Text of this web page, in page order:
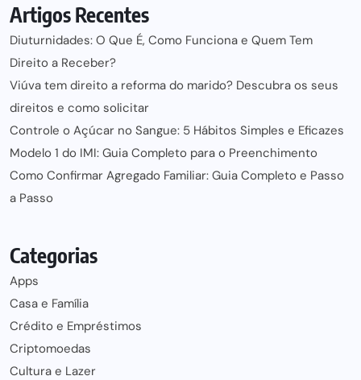
Artigos Recentes
Diuturnidades: O Que É, Como Funciona e Quem Tem
Direito a Receber?
Viúva tem direito a reforma do marido? Descubra os seus
direitos e como solicitar
Controle o Açúcar no Sangue: 5 Hábitos Simples e Eficazes
Modelo 1 do IMI: Guia Completo para o Preenchimento
Como Confirmar Agregado Familiar: Guia Completo e Passo
a Passo
Categorias
Apps
Casa e Família
Crédito e Empréstimos
Criptomoedas
Cultura e Lazer